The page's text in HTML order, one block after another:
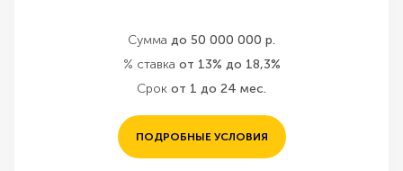
Сумма до 50 000 000 р.
% ставка от 13% до 18,3%
Срок от 1 до 24 мес.
ПОДРОБНЫЕ УСЛОВИЯ